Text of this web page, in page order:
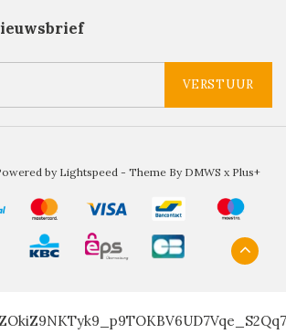
VERSTUUR
by Lightspeed - Theme By DMWS x Plus+